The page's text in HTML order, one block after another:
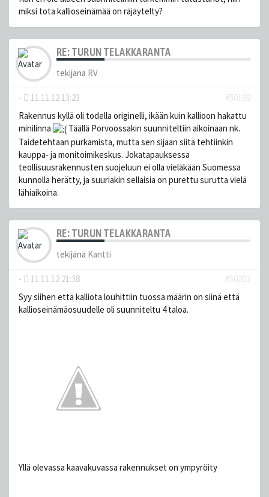
miksi tota kallioseinämää on räjäytelty?
RE: TURUN TELAKKARANTA
tekijänä RV
- 11.11.12 13:23
#50199
Rakennus kyllä oli todella originelli, ikään kuin kallioon hakattu
minilinna
Täällä Porvoossakin suunniteltiin aikoinaan nk.
Taidetehtaan purkamista, mutta sen sijaan siitä tehtiinkin
kauppa- ja monitoimikeskus. Jokatapauksessa
teollisuusrakennusten suojeluun ei olla vieläkään Suomessa
kunnolla herätty, ja suuriakin sellaisia on purettu surutta vielä
lähiaikoina.
RE: TURUN TELAKKARANTA
tekijänä Kantti
- 11.11.12 21:38
#50207
Syy siihen että kalliota louhittiin tuossa määrin on siinä että
kallioseinämäosuudelle oli suunniteltu 4 taloa.
Yllä olevassa kaavakuvassa rakennukset on ympyröity